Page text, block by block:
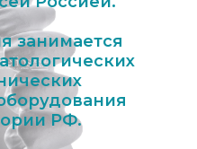
занимается
РФ.